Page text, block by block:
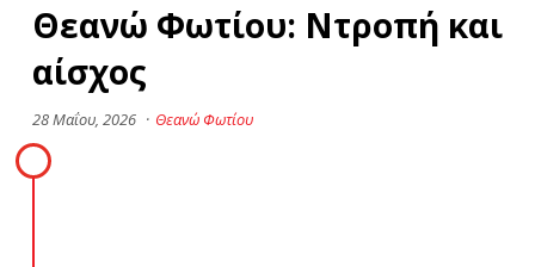
Θεανώ Φωτίου: Ντροπή και
αίσχος
28 Μαΐου, 2026 · Θεανώ Φωτίου